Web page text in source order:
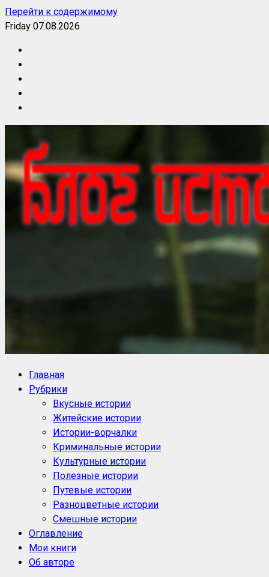
Перейти к содержимому
Friday 07.08.2026
Блог историй NoorySan
Главная
Рубрики
Вкусные истории
Житейские истории
Истории-ворчалки
Криминальные истории
Культурные истории
Полезные истории
Путевые истории
Разноцветные истории
Смешные истории
Оглавление
Мои книги
Об авторе